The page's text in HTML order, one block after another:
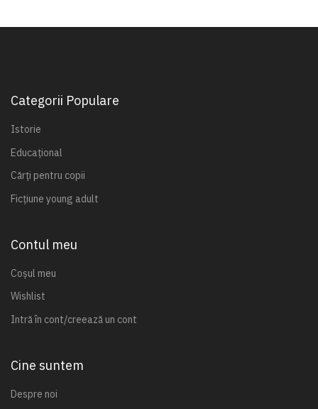
Categorii Populare
Istorie
Educațional
Cărți pentru copii
Ficțiune young adult
Contul meu
Coșul meu
Wishlist
Intră în cont/creează un cont
Cine suntem
Despre noi